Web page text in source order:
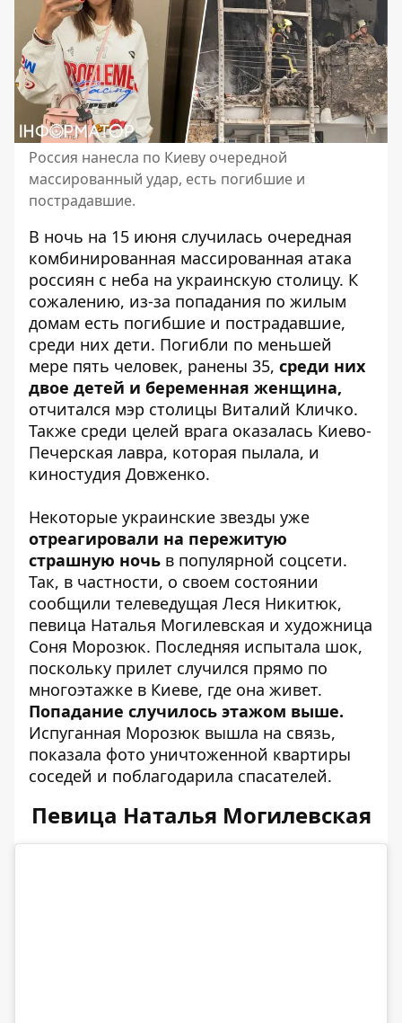
Россия нанесла по Киеву очередной
массированный удар, есть погибшие и
пострадавшие.
В ночь на 15 июня случилась очередная
комбинированная массированная атака
россиян с неба на украинскую столицу. К
сожалению, из-за попадания по жилым
домам есть погибшие и пострадавшие,
среди них дети. Погибли по меньшей
мере пять человек, ранены 35, среди них
двое детей и беременная женщина,
отчитался мэр столицы Виталий Кличко.
Также среди целей врага оказалась Киево-
Печерская лавра, которая пылала, и
киностудия Довженко.
Некоторые украинские звезды уже
отреагировали на пережитую
страшную ночь в популярной соцсети.
Так, в частности, о своем состоянии
сообщили телеведущая Леся Никитюк,
певица Наталья Могилевская и художница
Соня Морозюк. Последняя испытала шок,
поскольку прилет случился прямо по
многоэтажке в Киеве, где она живет.
Попадание случилось этажом выше.
Испуганная Морозюк вышла на связь,
показала фото уничтоженной квартиры
соседей и поблагодарила спасателей.
Певица Наталья Могилевская